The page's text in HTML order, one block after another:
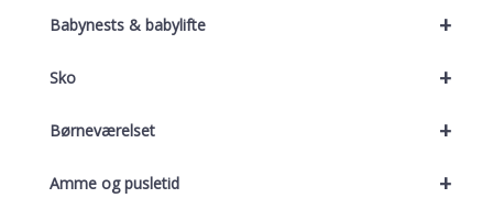
+
Babynests & babylifte
+
Sko
+
Børneværelset
+
Amme og pusletid